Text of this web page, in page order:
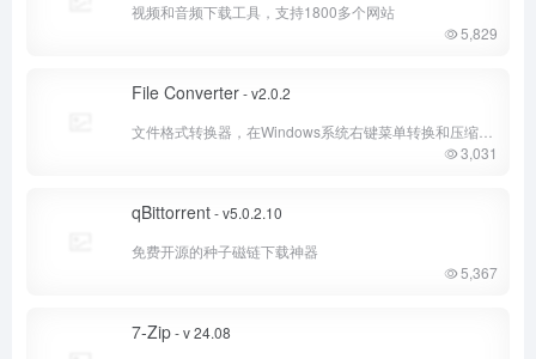
视频和音频下载工具，支持1800多个网站
5,829
File Converter- v2.0.2
3,031
qBittorrent- v5.0.2.10
免费开源的种子磁链下载神器
5,367
7-Zip- v 24.08